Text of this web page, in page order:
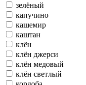
зелёный
капучино
кашемир
каштан
клён
клён джерси
клён медовый
клён светлый